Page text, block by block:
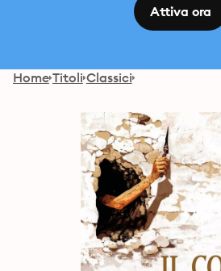
Attiva ora
Home Titoli Classici